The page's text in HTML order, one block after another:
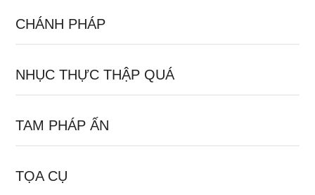
CHÁNH PHÁP
NHỤC THỰC THẬP QUÁ
TAM PHÁP ẤN
TỌA CỤ